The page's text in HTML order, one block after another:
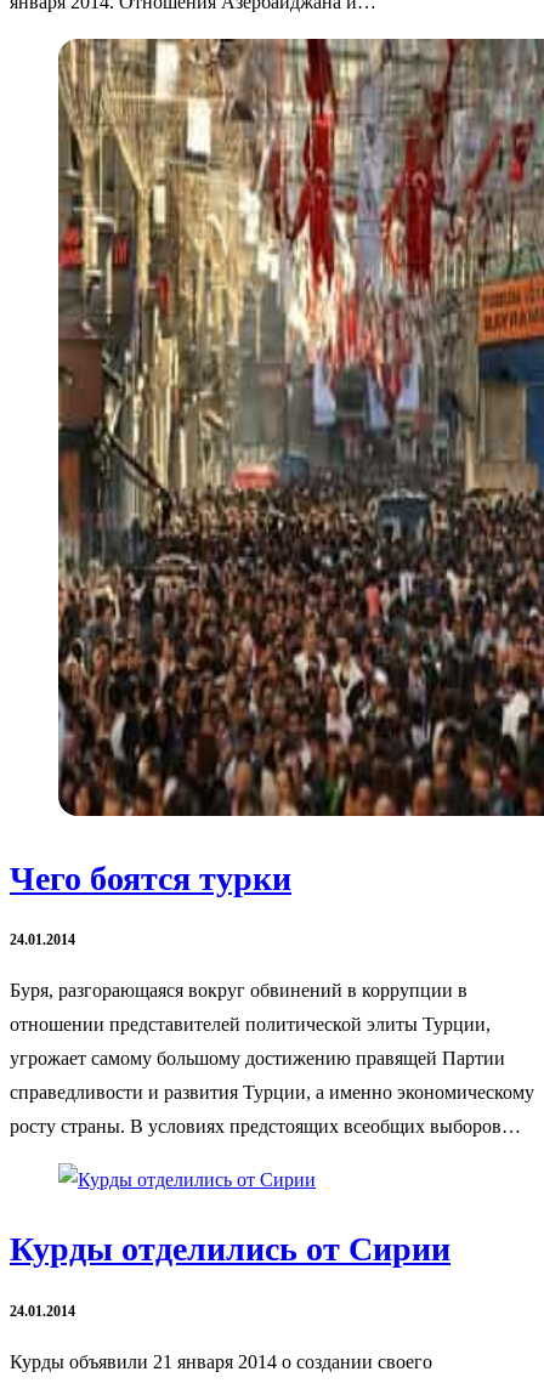
Чего боятся турки
24.01.2014
Буря, разгорающаяся вокруг обвинений в коррупции в
отношении представителей политической элиты Турции,
угрожает самому большому достижению правящей Партии
справедливости и развития Турции, а именно экономическому
росту страны. В условиях предстоящих всеобщих выборов…
Курды отделились от Сирии
24.01.2014
Курды объявили 21 января 2014 о создании своего